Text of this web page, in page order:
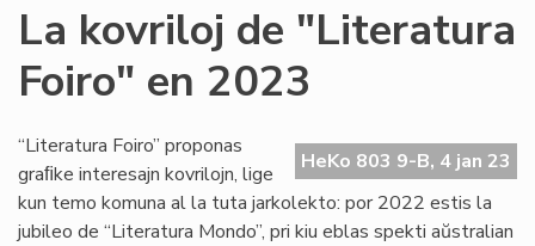
La kovriloj de "Literatura
Foiro" en 2023
HeKo 803 9-B, 4 jan 23
“Literatura Foiro” proponas
graﬁke interesajn kovrilojn, lige
kun temo komuna al la tuta jarkolekto: por 2022 estis la
jubileo de “Literatura Mondo”, pri kiu eblas spekti aŭstralian